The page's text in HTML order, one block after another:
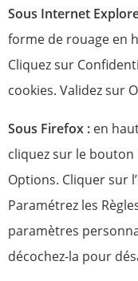
Sous Internet
forme de rouage en
Cliquez sur
cookies. Validez sur
Sous Firefox : en
cliquez sur le bouton
Options. Cliquer sur
Paramétrez les
paramètres
décochez-la pour